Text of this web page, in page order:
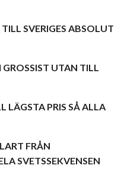
SVERIGES ABSOLUT
GROSSIST UTAN TILL
LÄGSTA PRIS SÅ ALLA
FRÅN
SVETSSEKVENSEN